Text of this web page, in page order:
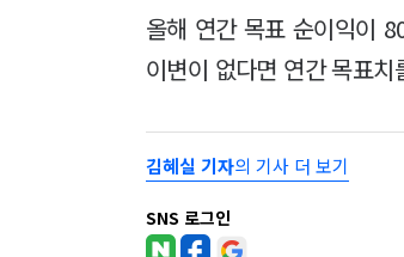
올해 연간 목표 순이익이
이변이 없다면 연간 목표
김혜실 기자의 기사 더 보기
SNS 로그인